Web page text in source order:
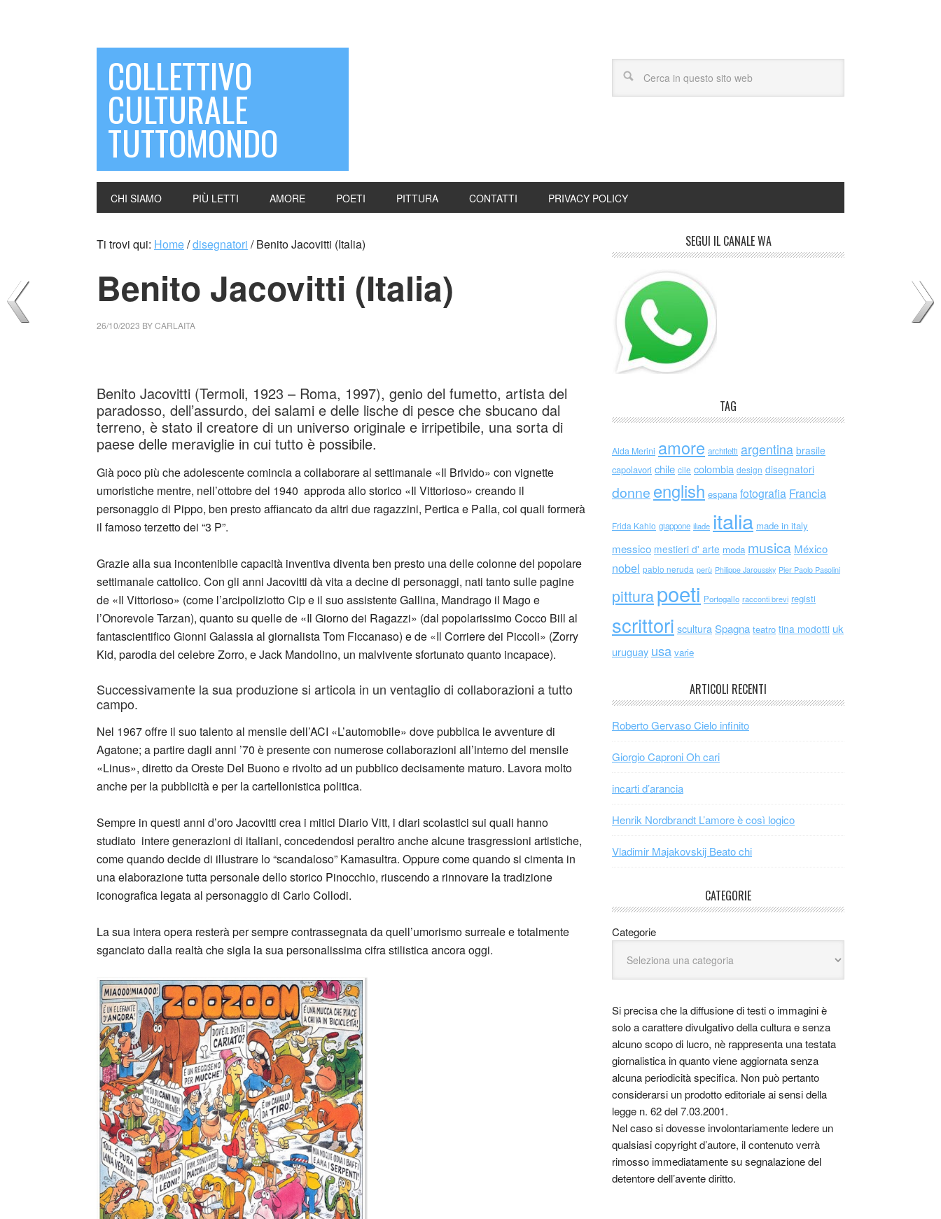
COLLETTIVO
CULTURALE
TUTTOMONDO
CHI SIAMO PIÙ LETTI AMORE POETI PITTURA CONTATTI PRIVACY POLICY
Ti trovi qui: Home/disegnatori /Benito Jacovitti (Italia)
Benito Jacovitti (Italia)
26/10/2023 BYCARLAITA
Benito Jacovitti (Termoli, 1923 – Roma, 1997), genio del fumetto, artista del
paradosso, dell’assurdo, dei salami e delle lische di pesce che sbucano dal
terreno, è stato il creatore di un universo originale e irripetibile, una sorta di
paese delle meraviglie in cui tutto è possibile.
Già poco più che adolescente comincia a collaborare al settimanale «Il Brivido» con vignette
umoristiche mentre, nell’ottobre del 1940 approda allo storico «Il Vittorioso» creando il
personaggio di Pippo, ben presto affiancato da altri due ragazzini, Pertica e Palla, coi quali formerà
il famoso terzetto dei “3 P”.
Grazie alla sua incontenibile capacità inventiva diventa ben presto una delle colonne del popolare
settimanale cattolico. Con gli anni Jacovitti dà vita a decine di personaggi, nati tanto sulle pagine
de «Il Vittorioso» (come l’arcipoliziotto Cip e il suo assistente Gallina, Mandrago il Mago e
l’Onorevole Tarzan), quanto su quelle de «Il Giorno dei Ragazzi» (dal popolarissimo Cocco Bill al
fantascientifico Gionni Galassia al giornalista Tom Ficcanaso) e de «Il Corriere dei Piccoli» (Zorry
Kid, parodia del celebre Zorro, e Jack Mandolino, un malvivente sfortunato quanto incapace).
Successivamente la sua produzione si articola in un ventaglio di collaborazioni a tutto
campo.
Nel 1967 offre il suo talento al mensile dell’ACI «L’automobile» dove pubblica le avventure di
Agatone; a partire dagli anni ’70 è presente con numerose collaborazioni all’interno del mensile
«Linus», diretto da Oreste Del Buono e rivolto ad un pubblico decisamente maturo. Lavora molto
anche per la pubblicità e per la cartellonistica politica.
Sempre in questi anni d’oro Jacovitti crea i mitici Diario Vitt, i diari scolastici sui quali hanno
studiato intere generazioni di italiani, concedendosi peraltro anche alcune trasgressioni artistiche,
come quando decide di illustrare lo “scandaloso” Kamasultra. Oppure come quando si cimenta in
una elaborazione tutta personale dello storico Pinocchio, riuscendo a rinnovare la tradizione
iconografica legata al personaggio di Carlo Collodi.
La sua intera opera resterà per sempre contrassegnata da quell’umorismo surreale e totalmente
sganciato dalla realtà che sigla la sua personalissima cifra stilistica ancora oggi.
SEGUI IL CANALE WA
TAG
Alda Merini amore architetti argentina brasile
capolavori chile cile colombia design disegnatori
donne english espana fotografia Francia
Frida Kahlo giappone iliade italia made in italy
messico mestieri d' arte moda musica México
nobel pablo neruda perù Philippe Jaroussky Pier Paolo Pasolini
pitturapoeti Portogallo racconti brevi registi
scrittori scultura Spagna teatro tina modotti uk
uruguay usa varie
ARTICOLI RECENTI
Roberto Gervaso Cielo infinito
Giorgio Caproni Oh cari
incarti d’arancia
Henrik Nordbrandt L’amore è così logico
Vladimir Majakovskij Beato chi
CATEGORIE
Categorie
Si precisa che la diffusione di testi o immagini è
solo a carattere divulgativo della cultura e senza
alcuno scopo di lucro, nè rappresenta una testata
giornalistica in quanto viene aggiornata senza
alcuna periodicità specifica. Non può pertanto
considerarsi un prodotto editoriale ai sensi della
legge n. 62 del 7.03.2001.
Nel caso si dovesse involontariamente ledere un
qualsiasi copyright d’autore, il contenuto verrà
rimosso immediatamente su segnalazione del
detentore dell’avente diritto.